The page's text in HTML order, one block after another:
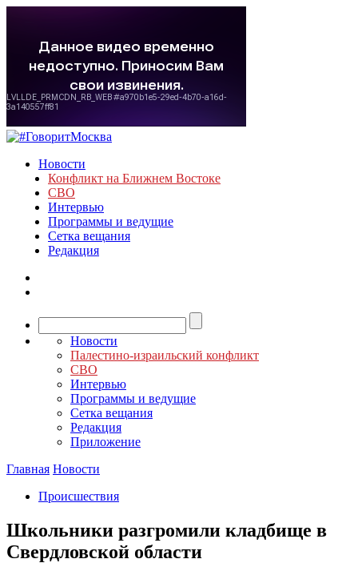
Новости
Конфликт на Ближнем Востоке
СВО
Интервью
Программы и ведущие
Сетка вещания
Редакция
Новости
Палестино-израильский конфликт
СВО
Интервью
Программы и ведущие
Сетка вещания
Редакция
Приложение
Главная Новости
Происшествия
Школьники разгромили кладбище в
Свердловской области